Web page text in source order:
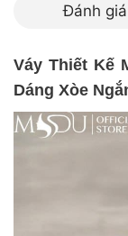
Đánh
Váy Thiết Kế
Dáng Xòe